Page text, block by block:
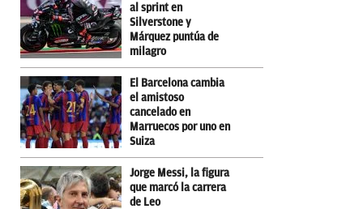
al sprint en
Silverstone y
Márquez puntúa de
milagro
El Barcelona cambia
el amistoso
cancelado en
Marruecos por uno en
Suiza
Jorge Messi, la figura
que marcó la carrera
de Leo